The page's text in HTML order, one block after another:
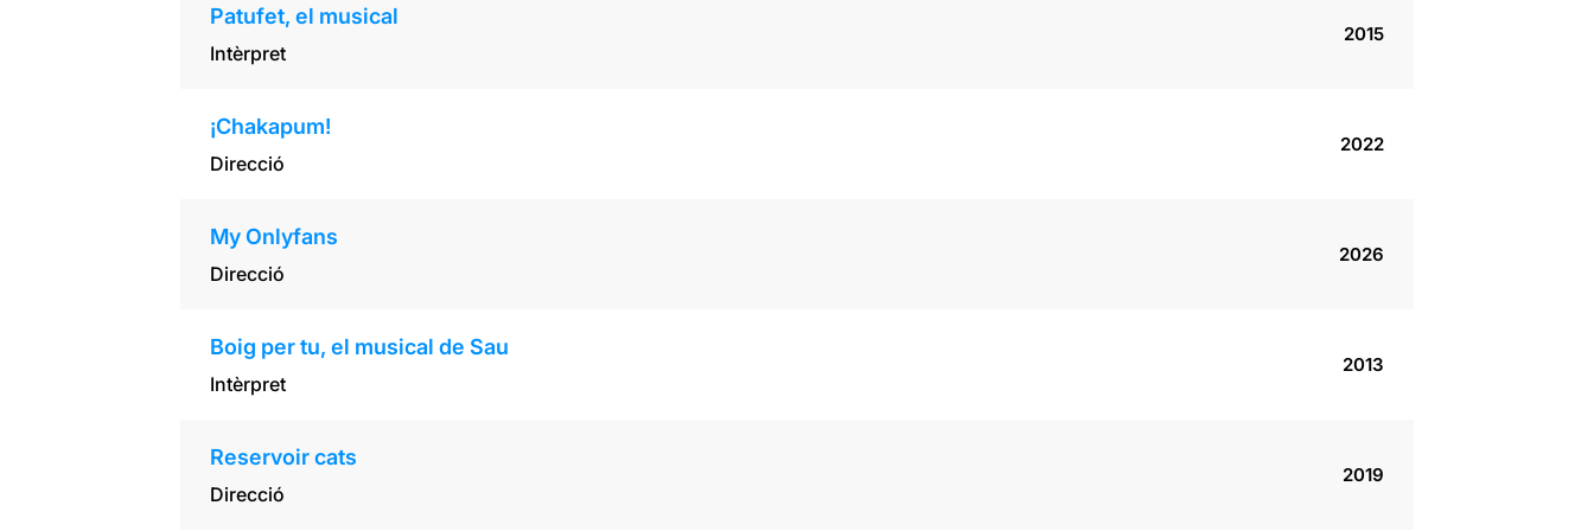
Patufet, el musical
Intèrpret
2015
¡Chakapum!
Direcció
2022
My Onlyfans
Direcció
2026
Boig per tu, el musical de Sau
Intèrpret
2013
Reservoir cats
Direcció
2019